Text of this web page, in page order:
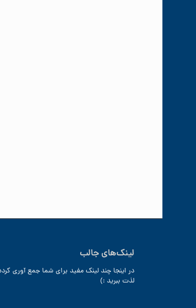
لینک‌های جالب
در اینجا چند لینک مفید برای شما جمع آوری
لذت ببرید :)